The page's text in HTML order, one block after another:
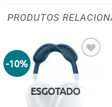
PRODUTOS
-10%
Adicionar
aos meus
desejos
ESGOTADO